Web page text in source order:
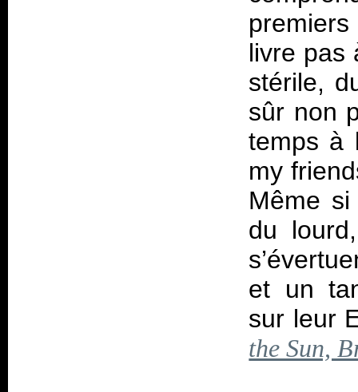
premiers
livre pas
stérile,
sûr non
temps à
my
Même
du
et un
sur leur
the Sun,